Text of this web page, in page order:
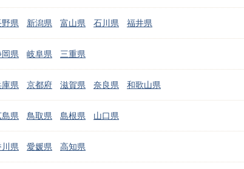
野県 新潟県 富山県 石川県 福井県
岡県 岐阜県 三重県
庫県 京都府 滋賀県 奈良県 和歌山県
島県 鳥取県 島根県 山口県
川県 愛媛県 高知県